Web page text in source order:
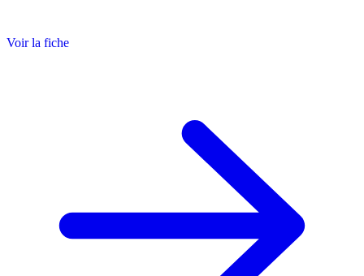
Voir la fiche